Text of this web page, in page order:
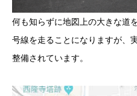
何も知らずに地図上の大きな道
号線を走ることになりますが、
整備されています。